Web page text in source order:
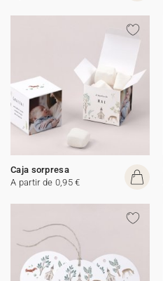
Caja sorpresa
A partir de 0,95 €